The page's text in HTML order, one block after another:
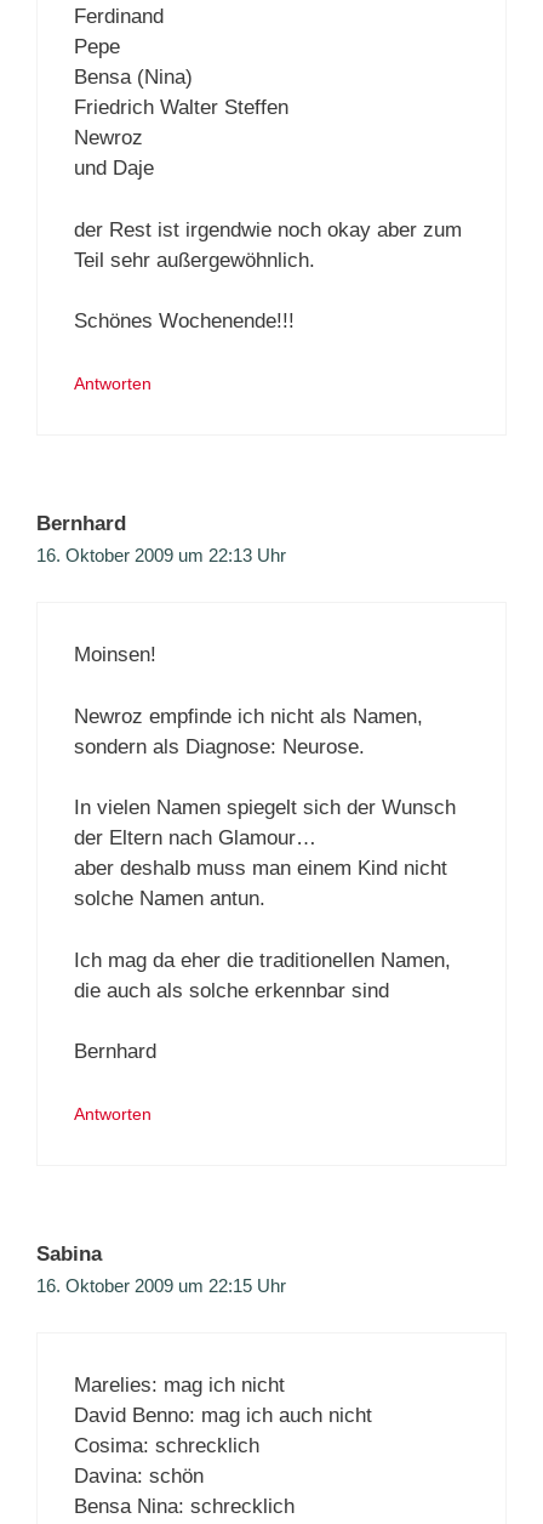
Ferdinand
Pepe
Bensa (Nina)
Friedrich Walter Steffen
Newroz
und Daje
der Rest ist irgendwie noch okay aber zum
Teil sehr außergewöhnlich.
Schönes Wochenende!!!
Antworten
Bernhard
16. Oktober 2009 um 22:13 Uhr
Moinsen!
Newroz empfinde ich nicht als Namen,
sondern als Diagnose: Neurose.
In vielen Namen spiegelt sich der Wunsch
der Eltern nach Glamour…
aber deshalb muss man einem Kind nicht
solche Namen antun.
Ich mag da eher die traditionellen Namen,
die auch als solche erkennbar sind
Bernhard
Antworten
Sabina
16. Oktober 2009 um 22:15 Uhr
Marelies: mag ich nicht
David Benno: mag ich auch nicht
Cosima: schrecklich
Davina: schön
Bensa Nina: schrecklich